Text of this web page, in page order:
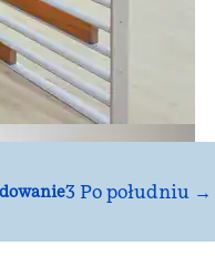
3 Po południu →